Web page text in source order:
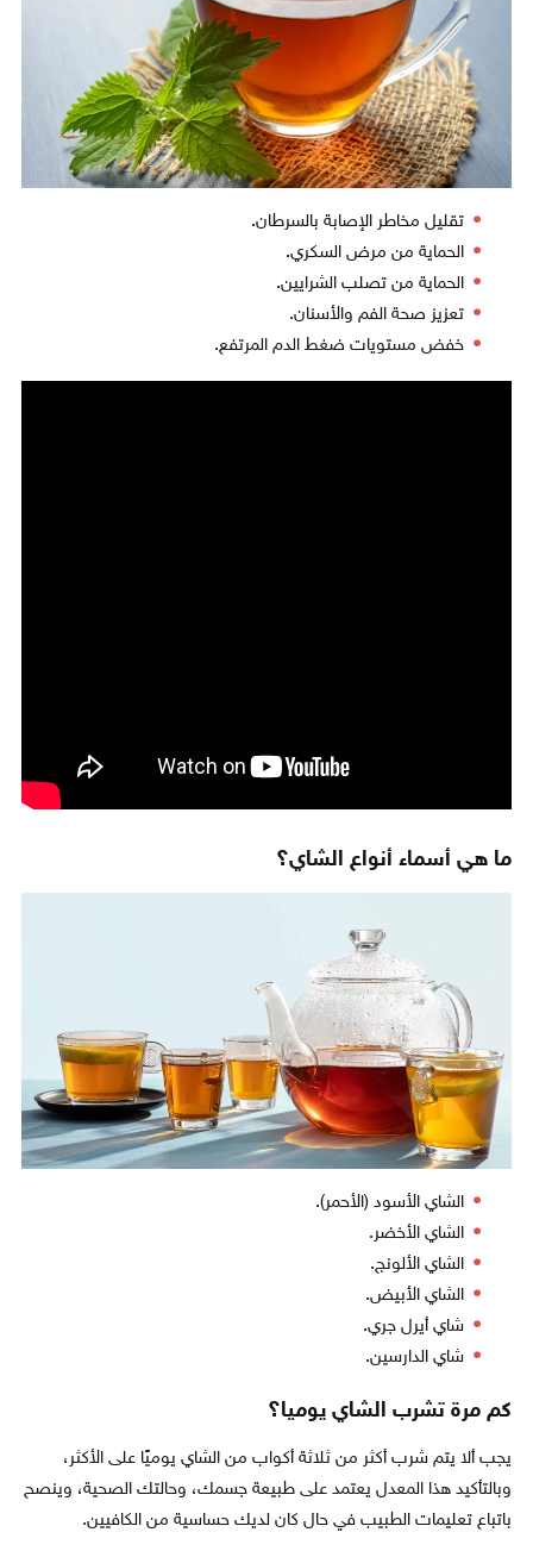
تقليل مخاطر الإصابة بالسرطان.
الحماية من مرض السكري.
الحماية من تصلب الشرايين.
تعزيز صحة الفم والأسنان.
خفض مستويات ضغط الدم المرتفع.
ما هي أسماء أنواع الشاي؟
الشاي الأسود (الأحمر).
الشاي الأخضر.
الشاي الألونج.
الشاي الأبيض.
شاي أيرل جري.
شاي الدارسين.
كم مرة تشرب الشاي يوميا؟
يجب ألا يتم شرب أكثر من ثلاثة أكواب من الشاي يوميًا على الأكثر،
وبالتأكيد هذا المعدل يعتمد على طبيعة جسمك، وحالتك الصحية، وينصح
باتباع تعليمات الطبيب في حال كان لديك حساسية من الكافيين.